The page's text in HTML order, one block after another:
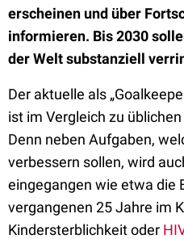
erscheinen und über
informieren. Bis 2030
der Welt substanziell
Der aktuelle als
ist im Vergleich zu
Denn neben Aufgaben,
verbessern sollen, wird
eingegangen wie etwa die
vergangenen 25 Jahre im
Kindersterblichkeit oder HIV